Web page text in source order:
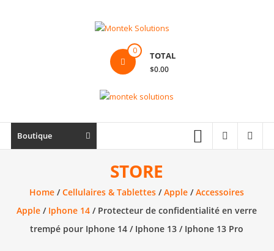
Ordinateur,
électronique
0 TOTAL
$0.00
Boutique
STORE
Home /Cellulaires & Tablettes /Apple /Accessoires
Apple / Iphone 14 / Protecteur de confidentialité en verre
trempé pour Iphone 14 / Iphone 13 / Iphone 13 Pro